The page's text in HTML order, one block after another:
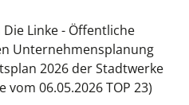
Linke - Öffentliche
Unternehmensplanung
2026 der Stadtwerke
vom 06.05.2026 TOP 23)